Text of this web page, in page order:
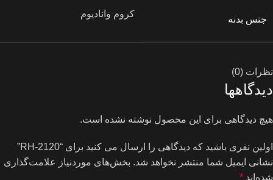
جنس بدنه
کروم وانادیوم
نظرات (0)
دیدگاهها
هیچ دیدگاهی برای این محصول نوشته نشده است.
اولین نفری باشید که دیدگاهی را ارسال می کنید برای “RH-2120”
نشانی ایمیل شما منتشر نخواهد شد. بخش‌های موردنیاز علامت‌گذاری
شده‌اند *